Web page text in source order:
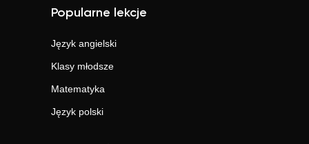
Popularne lekcje
Język angielski
Klasy młodsze
Matematyka
Język polski